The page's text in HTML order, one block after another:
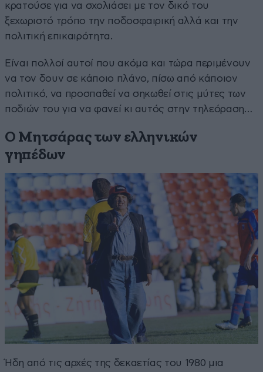
κρατούσε για να σχολιάσει με τον δικό του
ξεχωριστό τρόπο την ποδοσφαιρική αλλά και την
πολιτική επικαιρότητα.
Είναι πολλοί αυτοί που ακόμα και τώρα περιμένουν
να τον δουν σε κάποιο πλάνο, πίσω από κάποιον
πολιτικό, να προσπαθεί να σηκωθεί στις μύτες των
ποδιών του για να φανεί κι αυτός στην τηλεόραση…
Ο Μητσάρας των ελληνικών
γηπέδων
Ήδη από τις αρχές της δεκαετίας του 1980 μια